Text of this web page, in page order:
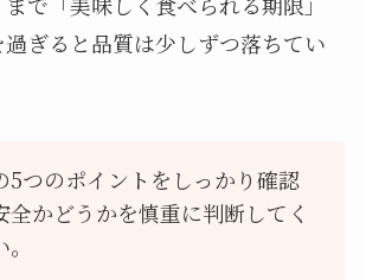
ぎると品質は少しずつ落ちてい
5つのポイントをしっかり確認
全かどうかを慎重に判断してく